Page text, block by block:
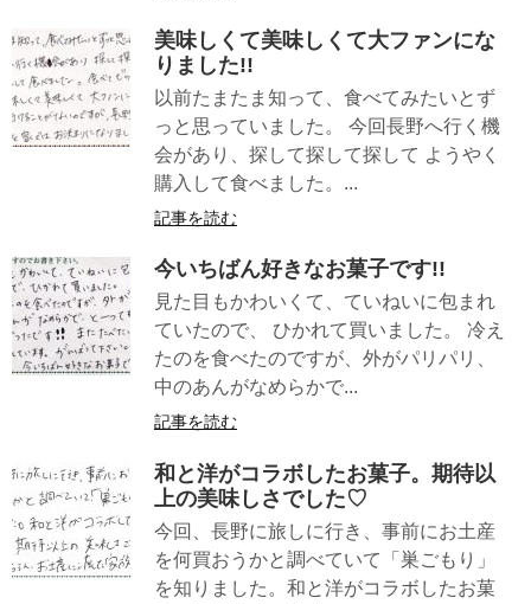
美味しくて美味しくて大ファンにな
りました!!
以前たまたま知って、食べてみたいとず
っと思っていました。 今回長野へ行く機
会があり、探して探して探して ようやく
購入して食べました。...
記事を読む
今いちばん好きなお菓子です!!
見た目もかわいくて、ていねいに包まれ
ていたので、 ひかれて買いました。 冷え
たのを食べたのですが、外がパリパリ、
中のあんがなめらかで...
記事を読む
和と洋がコラボしたお菓子。期待以
上の美味しさでした♡
今回、長野に旅しに行き、事前にお土産
を何買おうかと調べていて「巣ごもり」
を知りました。和と洋がコラボしたお菓